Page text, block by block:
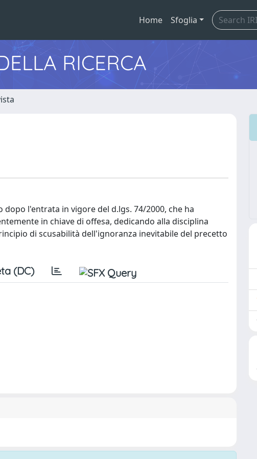
Home Sfoglia
RICERCA
l'entrata in vigore del d.lgs. 74/2000, che ha
in chiave di offesa, dedicando alla disciplina
di scusabilità dell'ignoranza inevitabile del precetto
(DC)